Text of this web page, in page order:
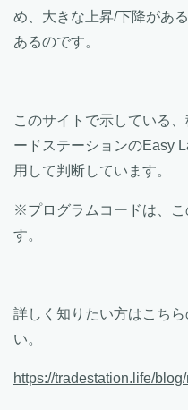
め、大きな上昇/下降があ
あるのです。
このサイトで示している
ードステーションのEasy
用して判断しています。
※プログラムコードは、
す。
詳しく知りたい方はこち
い。
https://tradestation.life/